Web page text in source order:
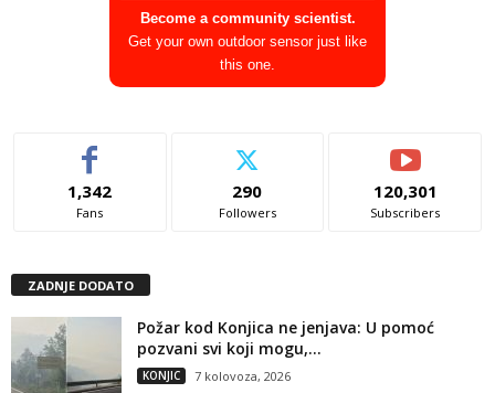
Become a community scientist.
Get your own outdoor sensor just like
this one.
1,342
Fans
290
Followers
120,301
Subscribers
ZADNJE DODATO
Požar kod Konjica ne jenjava: U pomoć
pozvani svi koji mogu,...
KONJIC 7 kolovoza, 2026